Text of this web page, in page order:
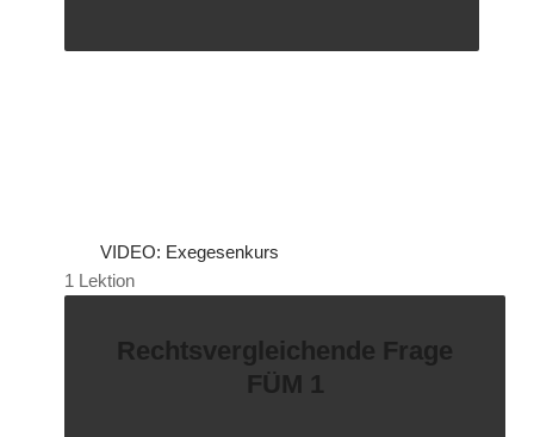
VIDEO: Exegesenkurs
1 Lektion
Rechtsvergleichende Frage
FÜM 1